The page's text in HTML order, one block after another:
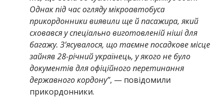
Однак під час огляду мікроавтобуса
прикордонники виявили ще й пасажира, який
сховався у спеціально виготовленій ніші для
багажу. З’ясувалося, що таємне посадкове місце
зайняв 28-річний українець, у якого не було
документів для офіційного перетинання
державного кордону”, — повідомили
прикордонники.